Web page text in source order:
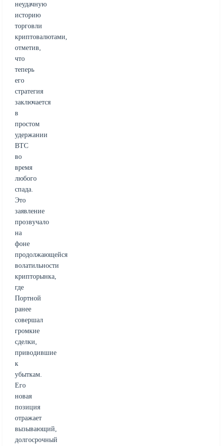
неудачную
историю
торговли
криптовалютами,
отметив,
что
теперь
его
стратегия
заключается
в
простом
удержании
BTC
во
время
любого
спада.
Это
заявление
прозвучало
на
фоне
продолжающейся
волатильности
крипторынка,
где
Портной
ранее
совершал
громкие
сделки,
приводившие
к
убыткам.
Его
новая
позиция
отражает
вызывающий,
долгосрочный